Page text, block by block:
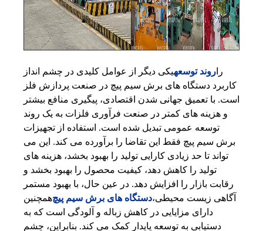
را روند توسعهیکی دیگر از عوامل کلیدی در چشم انداز
کاربرد دستگاه های برش سیم پیچ در صنعت پردازش فلز
است. با تعمیق جهانی شدن اقتصادی، پیگیری منافع بیشتر
و هزینه های کمتر در صنعت فرآوری فلزات به یک روند
توسعه عمومی تبدیل شده است. استفاده از تجهیزات
برش سیم پیچ فقط این تقاضا را برآورده می کند. این می
تواند تا حد زیادی کارایی تولید را بهبود بخشد، هزینه های
تولید را کاهش دهد، کیفیت محصول را بهبود بخشد و
رقابت بازار را افزایش دهد. در عین حال، با بهبود مستمر
آگاهی زیست محیطی،دستگاه های برش سیم پیچهمچنین
دارای مزایایی در کاهش زباله و آلودگی است که به
دستیابی به توسعه پایدار کمک می کند. بنابراین، چشم